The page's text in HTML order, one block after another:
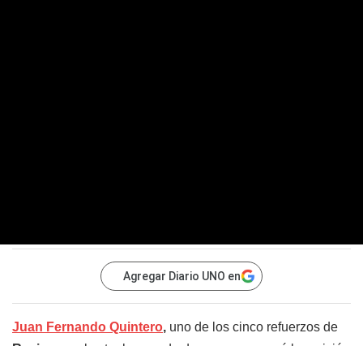
Agregar Diario UNO en
Juan Fernando Quintero, uno de los cinco refuerzos de